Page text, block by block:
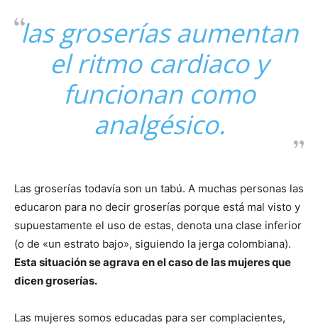
las groserías aumentan
el ritmo cardiaco y
funcionan como
analgésico.
Las groserías todavía son un tabú. A muchas personas las
educaron para no decir groserías porque está mal visto y
supuestamente el uso de estas, denota una clase inferior
(o de «un estrato bajo», siguiendo la jerga colombiana).
Esta situación se agrava en el caso de las mujeres que
dicen groserías.
Las mujeres somos educadas para ser complacientes,